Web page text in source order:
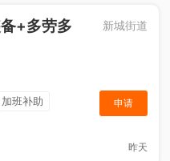
+多劳多
新城街道
加班补助
申请
昨天